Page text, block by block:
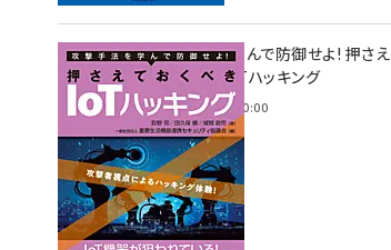
攻撃手法を学んで防御せよ! 押さえ
ておくべきIoTハッキング
2022年6月14日 0:00